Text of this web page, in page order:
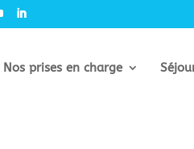
Nos prises en charge